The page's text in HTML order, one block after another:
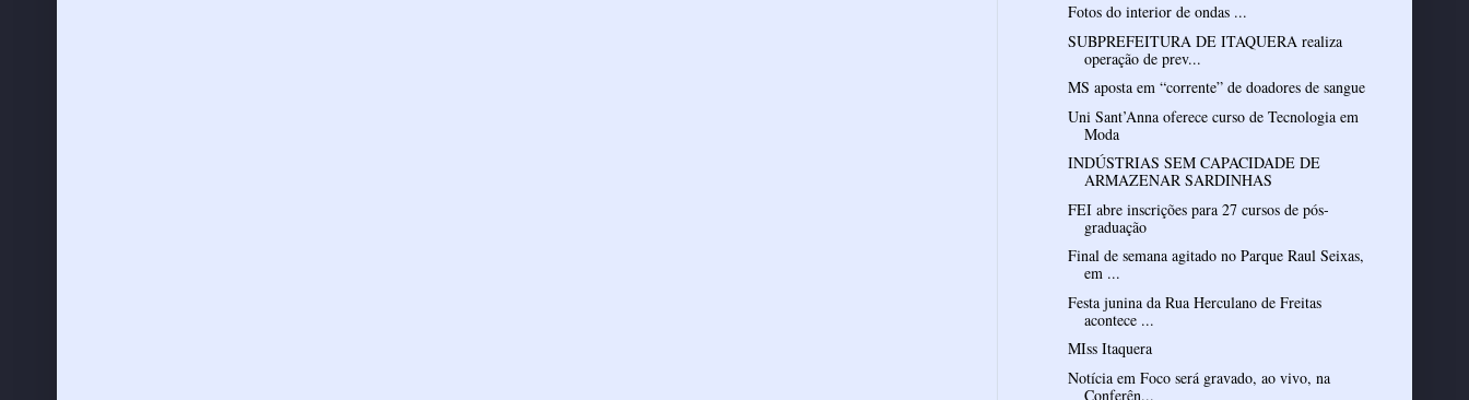
Fotos do interior de ondas ...
SUBPREFEITURA DE ITAQUERA realiza
operação de prev...
MS aposta em “corrente” de doadores de sangue
Uni Sant’Anna oferece curso de Tecnologia em
Moda
INDÚSTRIAS SEM CAPACIDADE DE
ARMAZENAR SARDINHAS
FEI abre inscrições para 27 cursos de pós-
graduação
Final de semana agitado no Parque Raul Seixas,
em ...
Festa junina da Rua Herculano de Freitas
acontece ...
MIss Itaquera
Notícia em Foco será gravado, ao vivo, na
Conferên...